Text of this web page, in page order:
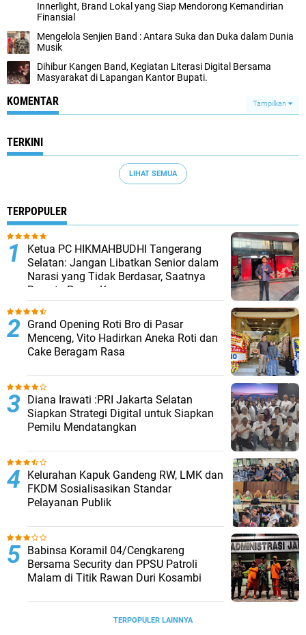
Innerlight, Brand Lokal yang Siap Mendorong Kemandirian
Finansial
Mengelola Senjien Band : Antara Suka dan Duka dalam Dunia
Musik
Dihibur Kangen Band, Kegiatan Literasi Digital Bersama
Masyarakat di Lapangan Kantor Bupati.
KOMENTAR Tampilkan
TERKINI
LIHAT SEMUA
TERPOPULER
Ketua PC HIKMAHBUDHI Tangerang
Selatan: Jangan Libatkan Senior dalam
Narasi yang Tidak Berdasar, Saatnya
Bersatu Pasca Kongres
Grand Opening Roti Bro di Pasar
Menceng, Vito Hadirkan Aneka Roti dan
Cake Beragam Rasa
Diana Irawati :PRI Jakarta Selatan
Siapkan Strategi Digital untuk Siapkan
Pemilu Mendatangkan
Kelurahan Kapuk Gandeng RW, LMK dan
FKDM Sosialisasikan Standar
Pelayanan Publik
Babinsa Koramil 04/Cengkareng
Bersama Security dan PPSU Patroli
Malam di Titik Rawan Duri Kosambi
TERPOPULER LAINNYA